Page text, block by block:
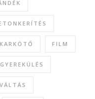
FILM
GYEREKÜLÉS